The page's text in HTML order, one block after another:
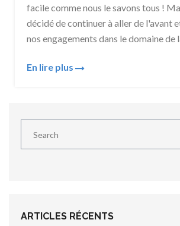
facile comme nous le savons tous !
décidé de continuer à aller de l'avant
nos engagements dans le domaine de
En lire plus
ARTICLES RÉCENTS